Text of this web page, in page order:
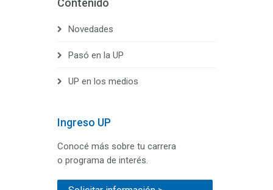
Contenido
Novedades
Pasó en la UP
UP en los medios
Ingreso UP
Conocé más sobre tu carrera
o programa de interés.